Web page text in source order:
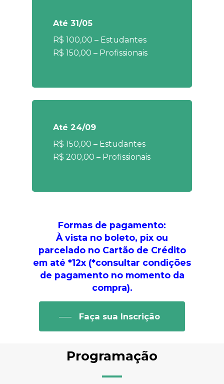
Até 31/05
R$ 100,00 – Estudantes
R$ 150,00 – Profissionais
Até 24/09
R$ 150,00 – Estudantes
R$ 200,00 – Profissionais
Formas de pagamento:
À vista no boleto, pix ou
parcelado no Cartão de Crédito
em até *12x (*consultar condições
de pagamento no momento da
compra).
Faça sua Inscrição
Programação